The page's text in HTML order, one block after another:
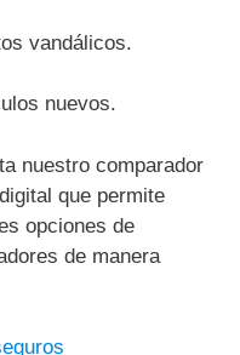
vandálicos.
nuevos.
nuestro comparador
que permite
opciones de
de manera